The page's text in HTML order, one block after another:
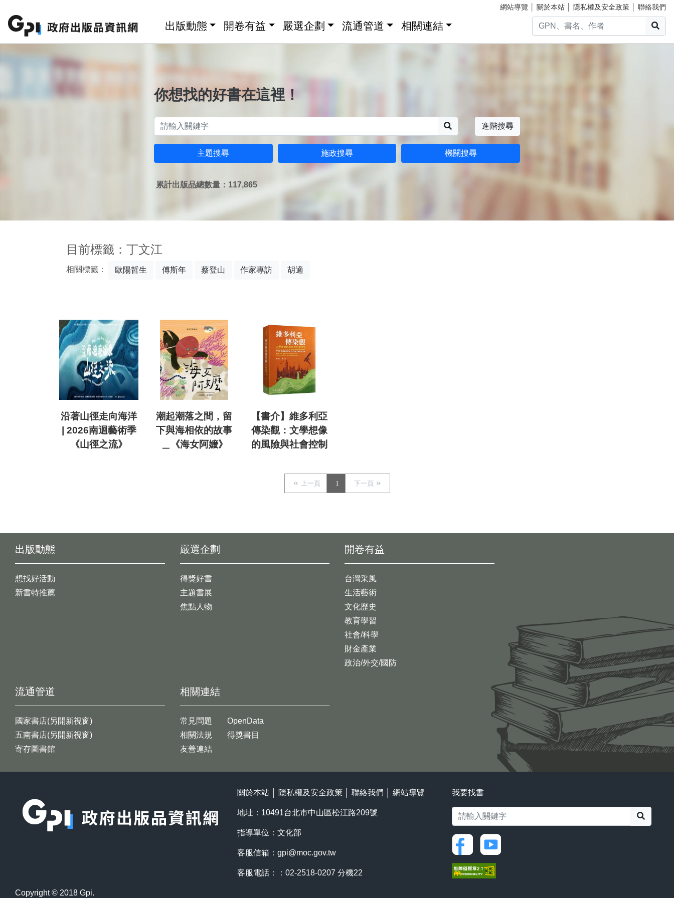
網站導覽 關於本站 隱私權及安全政策 聯絡我們
出版動態 開卷有益 嚴選企劃 流通管道 相關連結
你想找的好書在這裡！
進階搜尋
主題搜尋 施政搜尋 機關搜尋
累計出版品總數量：117,865
目前標籤：丁文江
相關標籤： 歐陽哲生 傅斯年 蔡登山 作家專訪 胡適
沿著山徑走向海洋
| 2026南迴藝術季
《山徑之流》
潮起潮落之間，留
下與海相依的故事
＿《海女阿嬤》
【書介】維多利亞
傳染觀：文學想像
的風險與社會控制
上一頁 1 下一頁
出版動態
想找好活動
新書特推薦
開卷有益
台灣采風
生活藝術
文化歷史
教育學習
社會/科學
財金產業
政治/外交/國防
嚴選企劃
得獎好書
主題書展
焦點人物
流通管道
國家書店(另開新視窗)
五南書店(另開新視窗)
寄存圖書館
相關連結
常見問題
相關法規
友善連結
OpenData
得獎書目
關於本站 隱私權及安全政策 聯絡我們 網站導覽
地址：10491台北市中山區松江路209號
指導單位：文化部
客服信箱： gpi@moc.gov.tw
客服電話：：02-2518-0207 分機22
我要找書
Copyright © 2018 Gpi.